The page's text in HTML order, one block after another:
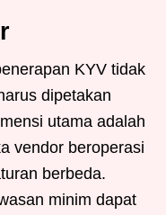
KYV tidak
dipetakan
utama adalah
vendor beroperasi
berbeda.
minim dapat